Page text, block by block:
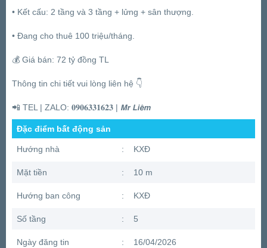
• Kết cấu: 2 tầng và 3 tầng + lửng + sân thượng.
• Đang cho thuê 100 triệu/tháng.
💰 Giá bán: 72 tỷ đồng TL
Thông tin chi tiết vui lòng liên hệ 👇
📲 TEL | ZALO: 𝟎𝟗𝟎𝟔𝟑𝟑𝟏𝟔𝟐𝟑 | 𝙈𝙧 𝙇𝙞𝙚̂𝙢
Đặc điểm bất động sản
Hướng nhà : KXĐ
Mặt tiền : 10 m
Hướng ban công : KXĐ
Số tầng : 5
Ngày đăng tin : 16/04/2026